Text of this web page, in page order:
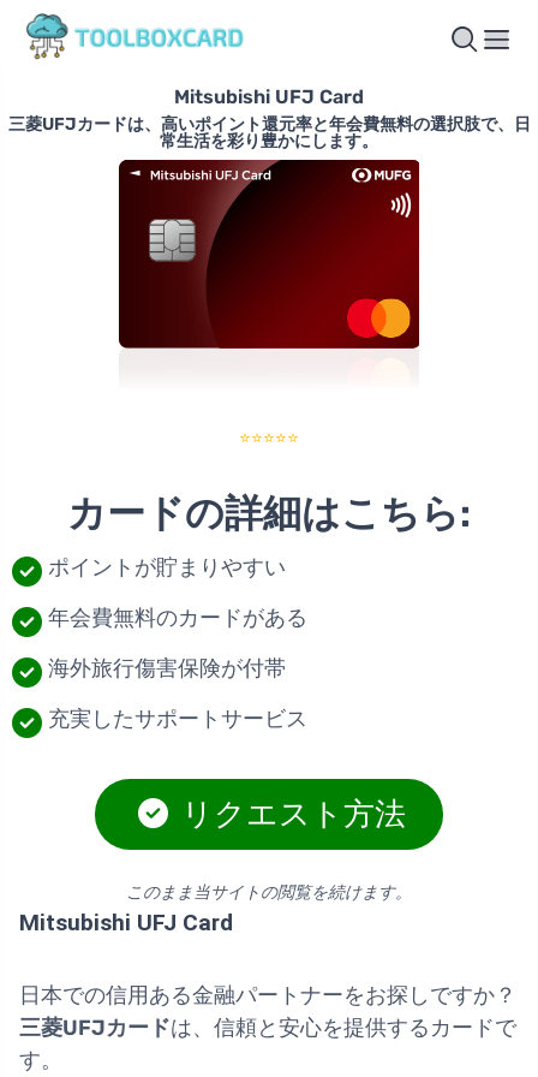
Mitsubishi UFJ Card
三菱UFJカードは、高いポイント還元率と年会費無料の選択肢で、日
常生活を彩り豊かにします。
⭐⭐⭐⭐⭐
カードの詳細はこちら:
ポイントが貯まりやすい
年会費無料のカードがある
海外旅行傷害保険が付帯
充実したサポートサービス
リクエスト方法
このまま当サイトの閲覧を続けます。
Mitsubishi UFJ Card
日本での信用ある金融パートナーをお探しですか？
三菱UFJカードは、信頼と安心を提供するカードで
す。